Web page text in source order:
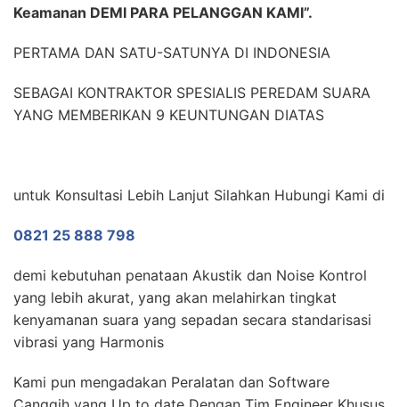
Keamanan DEMI PARA PELANGGAN KAMI”.
PERTAMA DAN SATU-SATUNYA DI INDONESIA
SEBAGAI KONTRAKTOR SPESIALIS PEREDAM SUARA
YANG MEMBERIKAN 9 KEUNTUNGAN DIATAS
untuk Konsultasi Lebih Lanjut Silahkan Hubungi Kami di
0821 25 888 798
demi kebutuhan penataan Akustik dan Noise Kontrol
yang lebih akurat, yang akan melahirkan tingkat
kenyamanan suara yang sepadan secara standarisasi
vibrasi yang Harmonis
Kami pun mengadakan Peralatan dan Software